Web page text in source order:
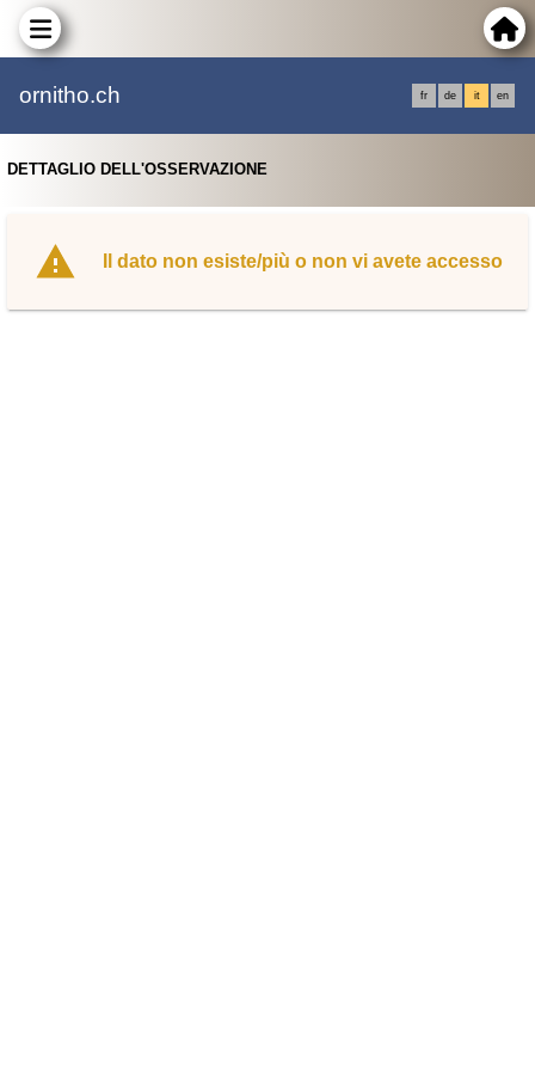
ornitho.ch fr de it en
DETTAGLIO DELL'OSSERVAZIONE
Il dato non esiste/più o non vi avete accesso